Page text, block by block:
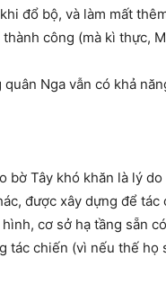
đổ bộ, và làm mất
công (mà kì thực,
quân Nga vẫn có khả
bờ Tây khó khăn là lý
được xây dựng để
cơ sở hạ tầng sẵn
tác chiến (vì nếu thế